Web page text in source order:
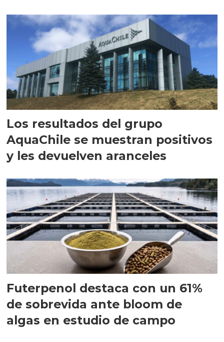
Los resultados del grupo
AquaChile se muestran positivos
y les devuelven aranceles
Futerpenol destaca con un 61%
de sobrevida ante bloom de
algas en estudio de campo